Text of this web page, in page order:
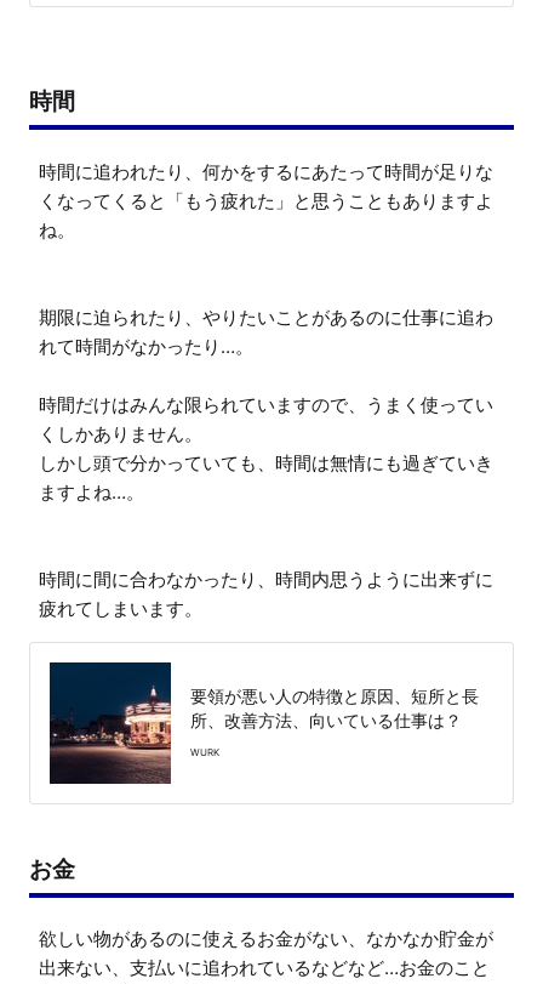
時間
時間に追われたり、何かをするにあたって時間が足りな
くなってくると「もう疲れた」と思うこともありますよ
ね。
期限に迫られたり、やりたいことがあるのに仕事に追わ
れて時間がなかったり…。
時間だけはみんな限られていますので、うまく使ってい
くしかありません。
しかし頭で分かっていても、時間は無情にも過ぎていき
ますよね…。
時間に間に合わなかったり、時間内思うように出来ずに
疲れてしまいます。
要領が悪い人の特徴と原因、短所と長
所、改善方法、向いている仕事は？
WURK
お金
欲しい物があるのに使えるお金がない、なかなか貯金が
出来ない、支払いに追われているなどなど…お金のこと